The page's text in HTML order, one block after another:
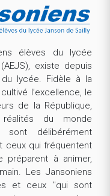
élèves du lycée
existe depuis
du lycée. Fidèle à la
l’excellence, le
de la République,
du monde
sont délibérément
ceux qui fréquentent
préparent à animer,
Les Jansoniens
et ceux "qui sont